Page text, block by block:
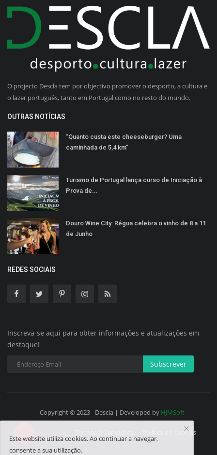
O projecto Descla tem por objectivo promover o desporto, a cultura e
o lazer português, tanto em Portugal como no resto do mundo.
OUTRAS NOTÍCIAS
“Quanto custa este cheeseburger? Uma
caminhada de 5,4 km”
Turismo de Portugal lança curso de Iniciação à
Prova de...
Douro Wine City: Régua celebra o vinho de 8 a 11
de Junho
REDES SOCIAIS
Inscreva-se aqui para obter informações e atualizações em
destaque!
Subscrever
Copyright © 2023 - Descla | Developed by HJMSoft
Política de Cookies
Este website utiliza cookies. Ao continuar a navegar,
consente a sua utilização.